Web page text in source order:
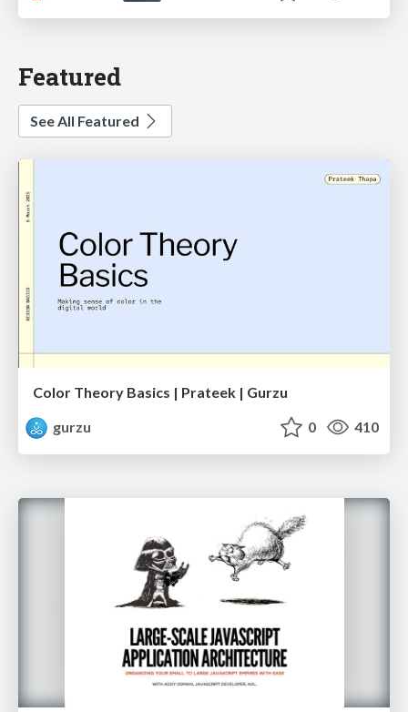
Featured
See All Featured
Color Theory Basics | Prateek | Gurzu
gurzu
0 410